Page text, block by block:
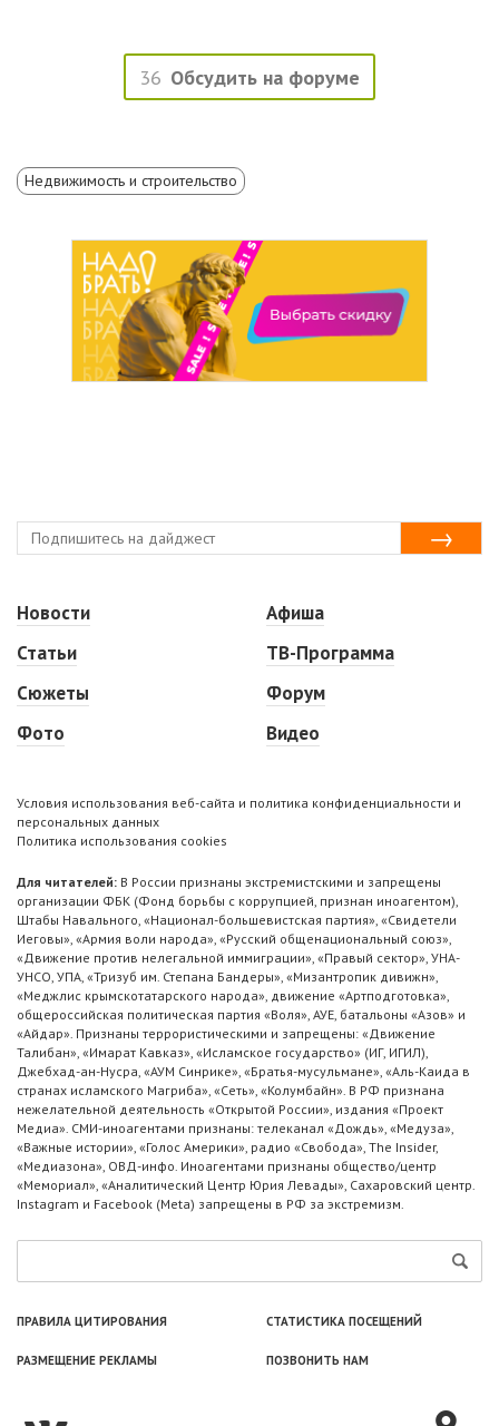
36 Обсудить на форуме
Недвижимость и строительство
Новости
Статьи
Сюжеты
Фото
Афиша
ТВ-Программа
Форум
Видео
Условия использования веб-сайта и политика конфиденциальности и
персональных данных
Политика использования cookies
Для читателей: В России признаны экстремистскими и запрещены
организации ФБК (Фонд борьбы с коррупцией, признан иноагентом),
Штабы Навального, «Национал-большевистская партия», «Свидетели
Иеговы», «Армия воли народа», «Русский общенациональный союз»,
«Движение против нелегальной иммиграции», «Правый сектор», УНА-
УНСО, УПА, «Тризуб им. Степана Бандеры», «Мизантропик дивижн»,
«Меджлис крымскотатарского народа», движение «Артподготовка»,
общероссийская политическая партия «Воля», АУЕ, батальоны «Азов» и
«Айдар». Признаны террористическими и запрещены: «Движение
Талибан», «Имарат Кавказ», «Исламское государство» (ИГ, ИГИЛ),
Джебхад-ан-Нусра, «АУМ Синрике», «Братья-мусульмане», «Аль-Каида в
странах исламского Магриба», «Сеть», «Колумбайн». В РФ признана
нежелательной деятельность «Открытой России», издания «Проект
Медиа». СМИ-иноагентами признаны: телеканал «Дождь», «Медуза»,
«Важные истории», «Голос Америки», радио «Свобода», The Insider,
«Медиазона», ОВД-инфо. Иноагентами признаны общество/центр
«Мемориал», «Аналитический Центр Юрия Левады», Сахаровский центр.
Instagram и Facebook (Metа) запрещены в РФ за экстремизм.
ПРАВИЛА ЦИТИРОВАНИЯ СТАТИСТИКА ПОСЕЩЕНИЙ
РАЗМЕЩЕНИЕ РЕКЛАМЫ ПОЗВОНИТЬ НАМ